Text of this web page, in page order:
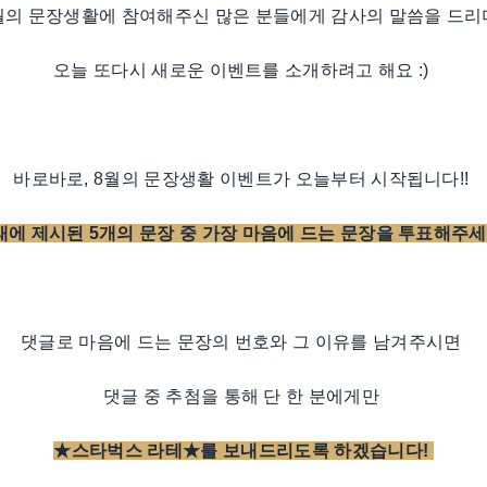
의 문장생활에 참여해주신 많은 분들에게 감사의 말씀을 드리
오늘 또다시 새로운 이벤트를 소개하려고 해요 :)
바로바로, 8월의 문장생활 이벤트가 오늘부터 시작됩니다!!
에 제시된 5개의 문장 중 가장 마음에 드는 문장을 투표해주
댓글로 마음에 드는 문장의 번호와 그 이유를 남겨주시면
댓글 중 추첨을 통해 단 한 분에게만
★스타벅스 라테★를 보내드리도록 하겠습니다!